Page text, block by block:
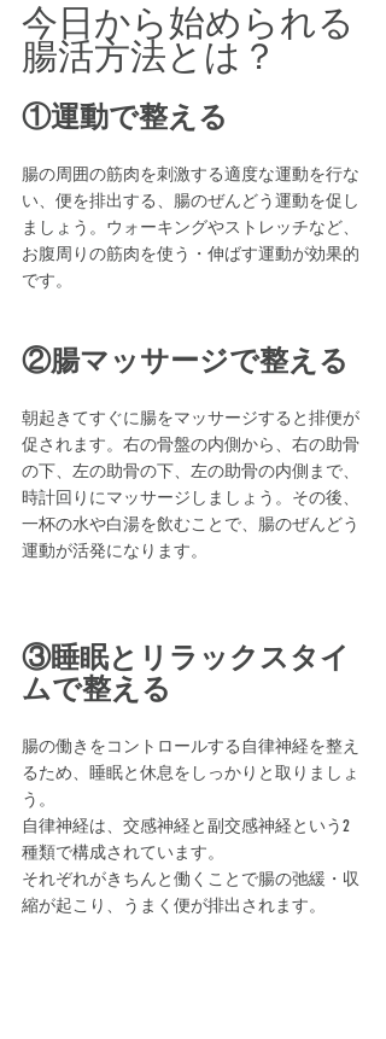
今日から始められる
腸活方法とは？
①運動で整える
腸の周囲の筋肉を刺激する適度な運動を行な
い、便を排出する、腸のぜんどう運動を促し
ましょう。ウォーキングやストレッチなど、
お腹周りの筋肉を使う・伸ばす運動が効果的
です。
②腸マッサージで整える
朝起きてすぐに腸をマッサージすると排便が
促されます。右の骨盤の内側から、右の助骨
の下、左の助骨の下、左の助骨の内側まで、
時計回りにマッサージしましょう。その後、
一杯の水や白湯を飲むことで、腸のぜんどう
運動が活発になります。
③睡眠とリラックスタイ
ムで整える
腸の働きをコントロールする自律神経を整え
るため、睡眠と休息をしっかりと取りましょ
う。
自律神経は、交感神経と副交感神経という2
種類で構成されています。
それぞれがきちんと働くことで腸の弛緩・収
縮が起こり、うまく便が排出されます。